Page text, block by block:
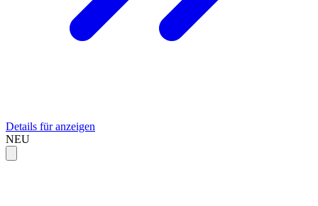
Details für anzeigen
NEU